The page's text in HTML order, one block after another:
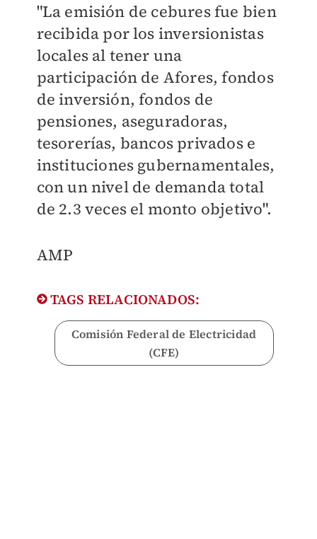
"La emisión de cebures fue bien
recibida por los inversionistas
locales al tener una
participación de Afores, fondos
de inversión, fondos de
pensiones, aseguradoras,
tesorerías, bancos privados e
instituciones gubernamentales,
con un nivel de demanda total
de 2.3 veces el monto objetivo".
​AMP
TAGS RELACIONADOS:
Comisión Federal de Electricidad
(CFE)